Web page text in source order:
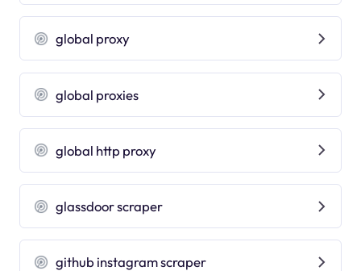
global proxy
global proxies
global http proxy
glassdoor scraper
github instagram scraper